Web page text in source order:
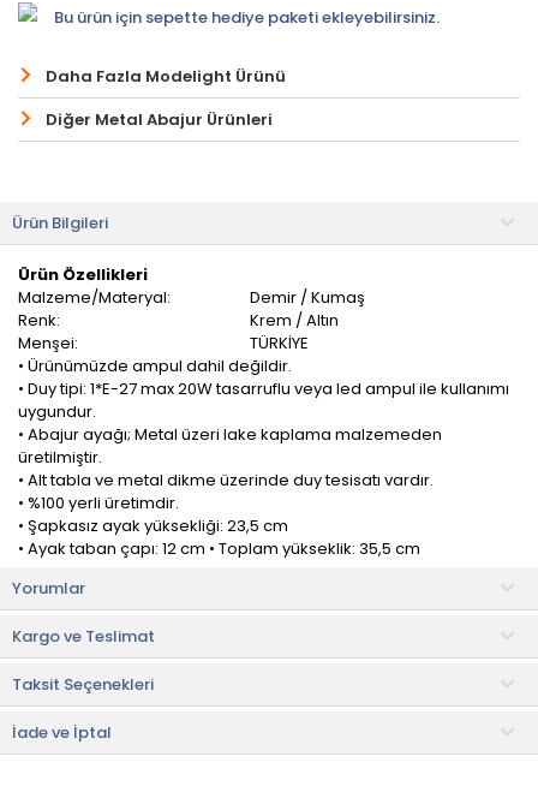
Bu ürün için sepette hediye paketi ekleyebilirsiniz.
Daha Fazla Modelight Ürünü
Diğer Metal Abajur Ürünleri
Ürün Bilgileri
Ürün Özellikleri
Malzeme/Materyal:
Demir / Kumaş
Renk:
Krem / Altın
Menşei:
TÜRKİYE
• Ürünümüzde ampul dahil değildir.
• Duy tipi: 1*E-27 max 20W tasarruflu veya led ampul ile kullanımı
uygundur.
• Abajur ayağı; Metal üzeri lake kaplama malzemeden
üretilmiştir.
• Alt tabla ve metal dikme üzerinde duy tesisatı vardır.
• %100 yerli üretimdir.
• Şapkasız ayak yüksekliği: 23,5 cm
• Ayak taban çapı: 12 cm • Toplam yükseklik: 35,5 cm
• Şapka üst çapı: 10 cm
• Şapka alt çapı: 16 cm
Modelight Finlin Şapka Kuzey Abajur, modern tasarımı ve zarif
detaylarıyla yaşam alanlarına sıcak ve estetik bir atmosfer
kazandıran şık bir aydınlatma ürünüdür.
Kumaş şapkası ve sade çizgilere sahip gövde tasarımı
Yorumlar
Kargo ve Teslimat
Taksit Seçenekleri
İade ve İptal